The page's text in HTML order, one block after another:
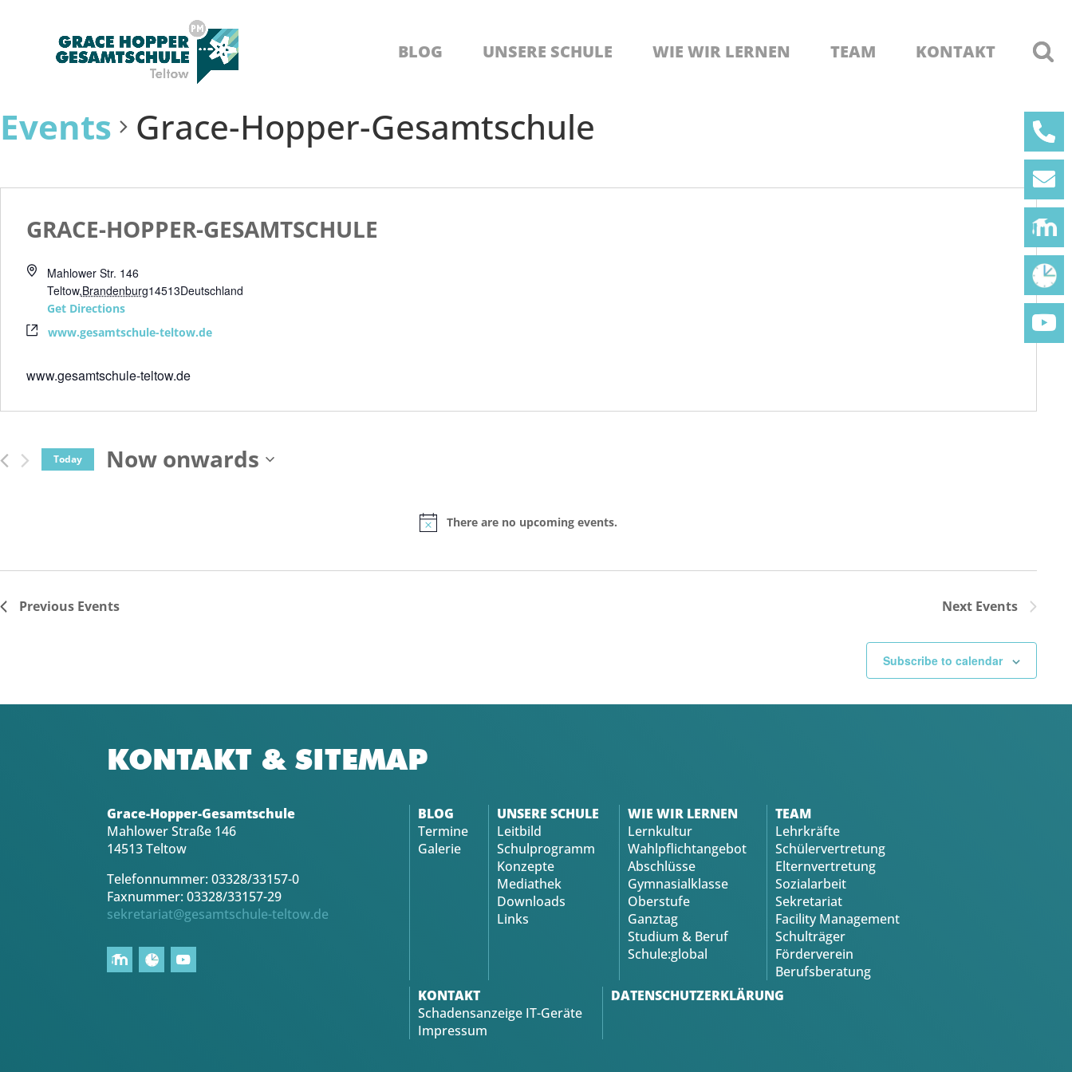
BLOG UNSERE SCHULE WIE WIR LERNEN TEAM KONTAKT
There are no upcoming events.
Events Grace-Hopper-Gesamtschule
GRACE-HOPPER-GESAMTSCHULE
Mahlower Str. 146
Teltow,Brandenburg14513Deutschland
Get Directions
www.gesamtschule-teltow.de
www.gesamtschule-teltow.de
Today Now onwards
Previous Events Next Events
Subscribe to calendar
KONTAKT & SITEMAP
Grace-Hopper-Gesamtschule
Mahlower Straße 146
14513 Teltow
Telefonnummer: 03328/33157-0
Faxnummer: 03328/33157-29
sekretariat@gesamtschule-teltow.de
BLOG
Termine
Galerie
UNSERE SCHULE
Leitbild
Schulprogramm
Konzepte
Mediathek
Downloads
Links
WIE WIR LERNEN
Lernkultur
Wahlpflichtangebot
Abschlüsse
Gymnasialklasse
Oberstufe
Ganztag
Studium & Beruf
Schule:global
TEAM
Lehrkräfte
Schülervertretung
Elternvertretung
Sozialarbeit
Sekretariat
Facility Management
Schulträger
Förderverein
Berufsberatung
KONTAKT
Schadensanzeige IT-Geräte
Impressum
DATENSCHUTZERKLÄRUNG